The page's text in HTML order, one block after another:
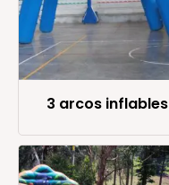
3 arcos inflables